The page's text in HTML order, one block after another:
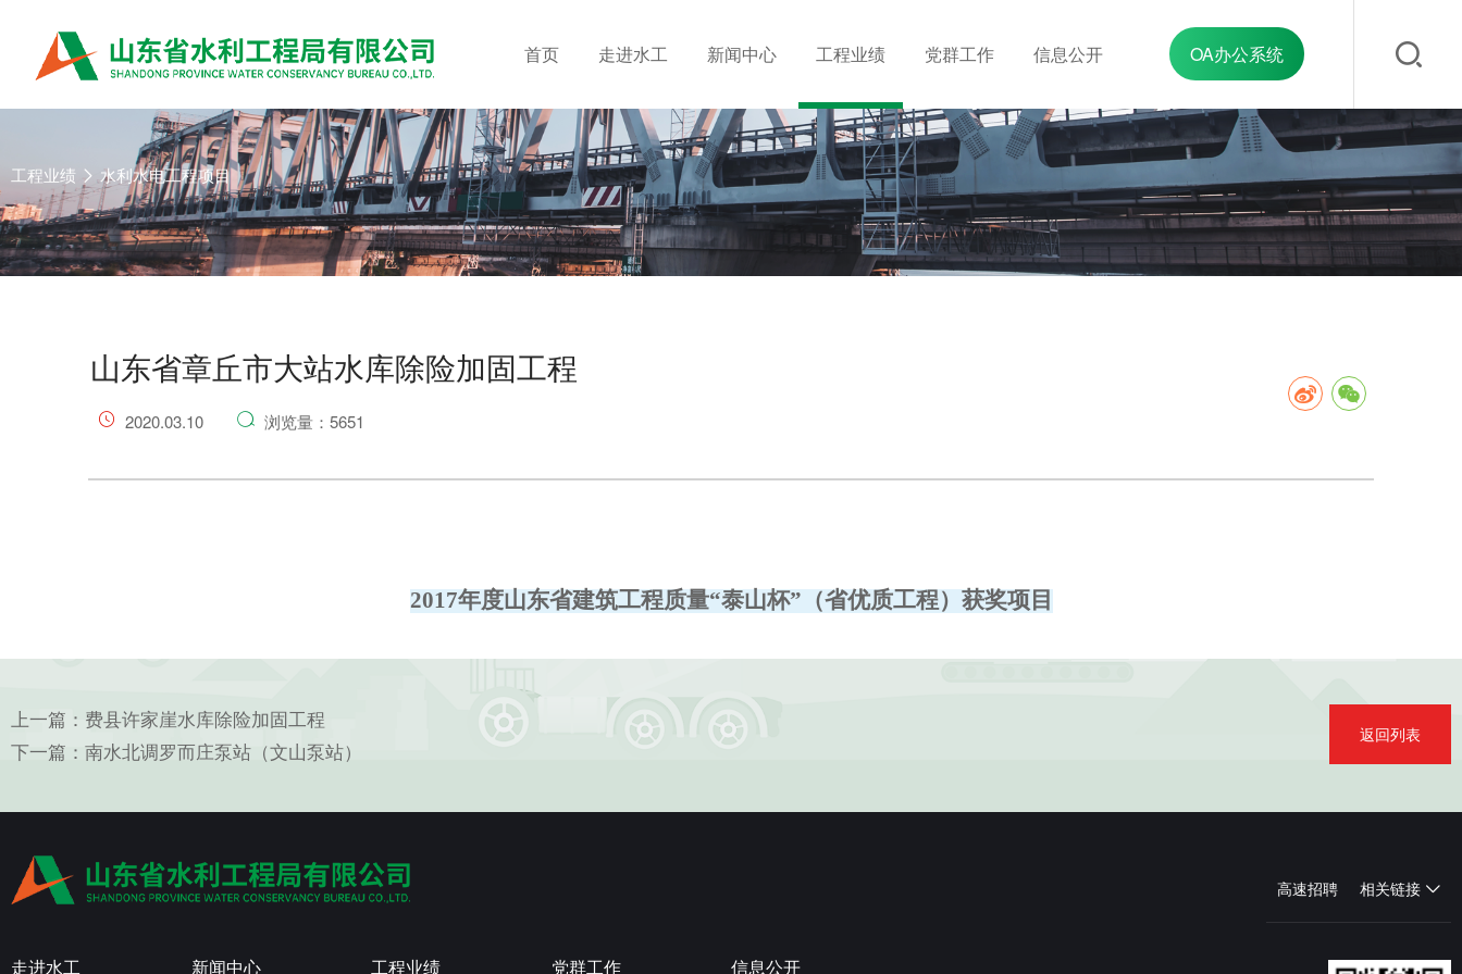
OA办公系统
首页 走进水工 新闻中心 工程业绩 党群工作 信息公开
工程业绩 水利水电工程项目
山东省章丘市大站水库除险加固工程
2020.03.10 浏览量：5651
2017年度山东省建筑工程质量“泰山杯”（省优质工程）获奖项目
上一篇： 费县许家崖水库除险加固工程
下一篇： 南水北调罗而庄泵站（文山泵站）
返回列表
走进水工 新闻中心 工程业绩 党群工作 信息公开
高速招聘 相关链接